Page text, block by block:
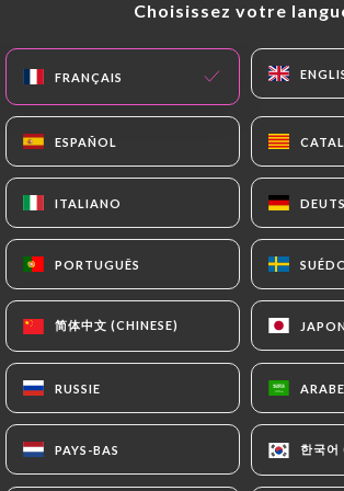
Choisissez votre
FRANÇAIS
ESPAÑOL
ITALIANO
PORTUGUÊS
简体中文 (CHINESE) JAPON
RUSSIE ARABE
PAYS-BAS 한국어
ACCUEIL/CONTACT
Contact
Japanos
Choisissez votre
FRANÇAIS
ESPAÑOL
ITALIANO
PORTUGUÊS
简体中文 (CHINESE) JAPON
RUSSIE ARABE
PAYS-BAS 한국어